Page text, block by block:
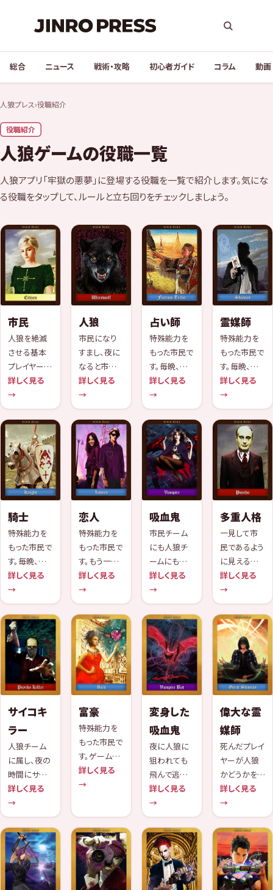
総合 ニュース 戦術・攻略 初心者ガイド コラム 動画
人狼プレス›役職紹介
役職紹介
人狼ゲームの役職一覧
人狼アプリ「牢獄の悪夢」に登場する役職を一覧で紹介します。気にな
る役職をタップして、ルールと立ち回りをチェックしましょう。
市民
人狼を絶滅
させる基本
プレイヤーで
す。人狼を絶
滅させると勝
利となりま
す。
詳しく見る
→
人狼
市民になり
すまし、夜に
なると市民を
殺害するプレ
イヤーです。
詳しく見る
→
占い師
特殊能力を
もった市民で
す。毎晩、プレ
イヤーの正
体を一人だ
け確認できま
す。
詳しく見る
→
霊媒師
特殊能力を
もった市民で
す。毎晩、死
んだプレイヤ
ーが人狼か
どうかチェッ
クすることが
できます。
詳しく見る
→
騎士
特殊能力を
もった市民で
す。毎晩、人
狼から守りた
い市民を一
人だけ守る
ことができま
す。
詳しく見る
→
恋人
特殊能力を
もった市民で
す。もう一人
の恋人が誰
かをお互い
に把握するこ
とができま
す。
詳しく見る
→
吸血鬼
市民チーム
にも人狼チ
ームにも属
ず、ゲーム終
了時に生き
残ることによ
って勝利を収
めることがで
きます。
詳しく見る
→
多重人格
一見して市
民であるよう
に見えるが、
実際には人
狼陣営の一
員として機能
する特殊な
役職です。
詳しく見る
→
サイコキ
ラー
人狼チーム
に属し、夜の
時間にサイコ
キラーに関
わった他の役
職を殺害す
る能力を持っ
ています。
詳しく見る
→
富豪
特殊能力を
もった市民で
す。ゲーム終
了まで生き残
ると、勝利チ
倍になりま
す。
詳しく見る
→
変身した
吸血鬼
夜に人狼に
狙われても
飛んで逃げ
ることができ
ますが、し占
い師に占わ
れると、死ん
でしまいま
す。
詳しく見る
→
偉大な霊
媒師
死んだプレイ
ヤーが人狼
かどうかを知
ることがで
き、死んだプ
レイヤーの役
に変身するこ
とができま
す。
詳しく見る
→